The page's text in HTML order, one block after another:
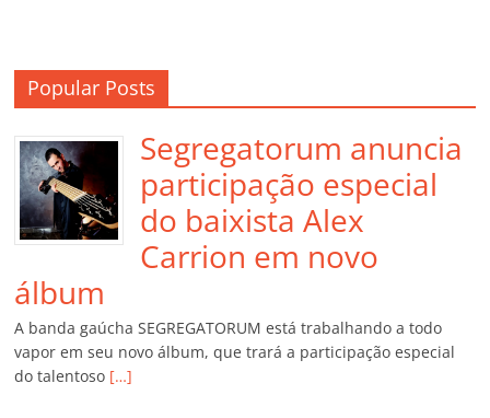
Popular Posts
Segregatorum anuncia
participação especial
do baixista Alex
Carrion em novo
álbum
A banda gaúcha SEGREGATORUM está trabalhando a todo
vapor em seu novo álbum, que trará a participação especial
do talentoso […]